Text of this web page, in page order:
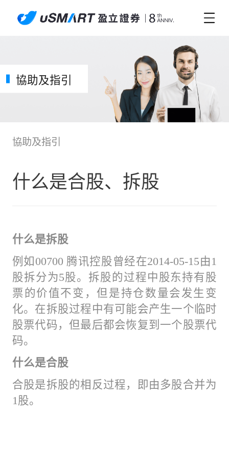
協助及指引
協助及指引
什么是合股、拆股
什么是拆股
例如00700 腾讯控股曾经在2014-05-15由1
股拆分为5股。拆股的过程中股东持有股
票的价值不变，但是持仓数量会发生变
化。在拆股过程中有可能会产生一个临时
股票代码，但最后都会恢复到一个股票代
码。
什么是合股
合股是拆股的相反过程，即由多股合并为
1股。